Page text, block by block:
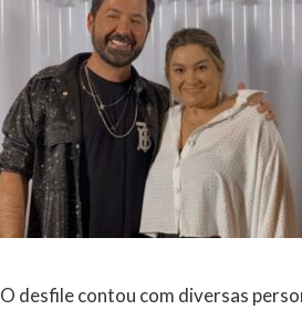
O desfile contou com diversas